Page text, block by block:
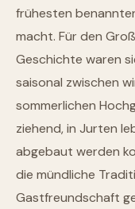
frühesten
macht. Für den
Geschichte waren
saisonal zwischen
sommerlichen
ziehend, in Jurten
abgebaut werden
die mündliche
Gastfreundschaft